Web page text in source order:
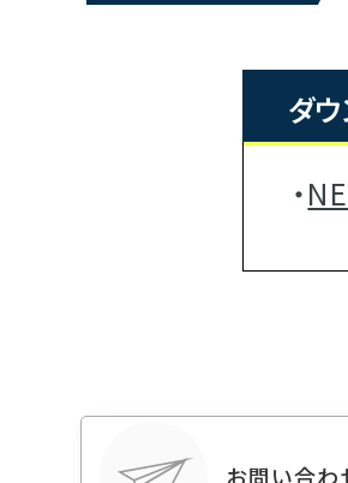
ダ
お問い合わ